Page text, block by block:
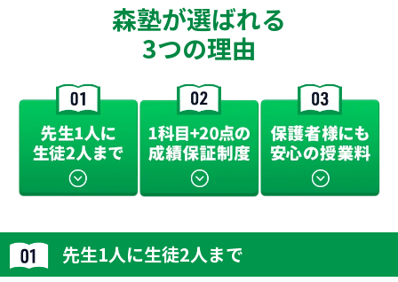
森塾が選ばれる
3つの理由
先生1人に生徒2人まで